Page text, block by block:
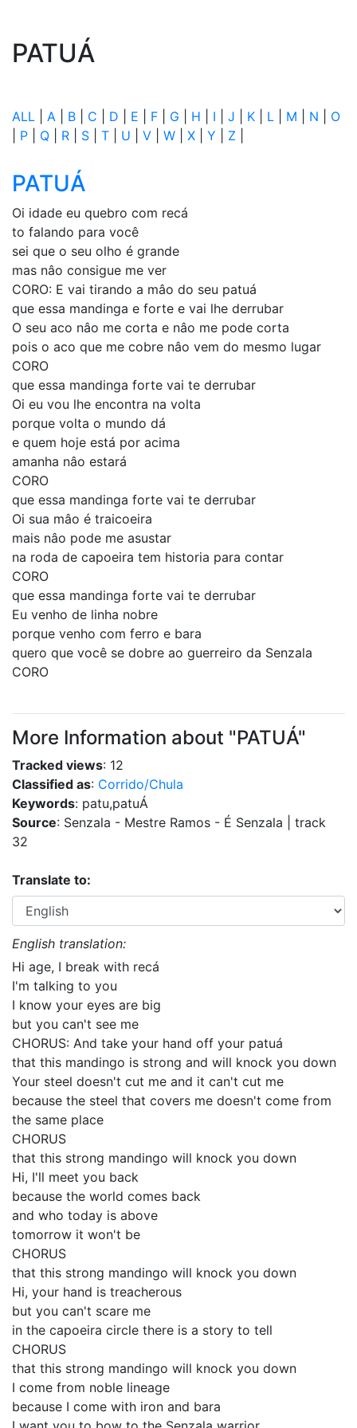
PATUÁ
ALL A B C D E F G H I J K L M N
O
P Q R S T U V W X Y Z
PATUÁ
Oi idade eu quebro com recá
to falando para você
sei que o seu olho é grande
mas nâo consigue me ver
CORO: E vai tirando a mâo do seu patuá
que essa mandinga e forte e vai lhe derrubar
O seu aco nâo me corta e nâo me pode corta
pois o aco que me cobre nâo vem do mesmo lugar
CORO
que essa mandinga forte vai te derrubar
Oi eu vou lhe encontra na volta
porque volta o mundo dá
e quem hoje está por acima
amanha nâo estará
CORO
que essa mandinga forte vai te derrubar
Oi sua mâo é traicoeira
mais nâo pode me asustar
na roda de capoeira tem historia para contar
CORO
que essa mandinga forte vai te derrubar
Eu venho de linha nobre
porque venho com ferro e bara
quero que você se dobre ao guerreiro da Senzala
CORO
More Information about "PATUÁ"
Tracked views: 12
Classified as: Corrido/Chula
Keywords: patu,patuÁ
Source: Senzala - Mestre Ramos - É Senzala | track
32
Translate to:
English translation:
Hi age, I break with recá
I'm talking to you
I know your eyes are big
but you can't see me
CHORUS: And take your hand off your patuá
that this mandingo is strong and will knock you down
Your steel doesn't cut me and it can't cut me
because the steel that covers me doesn't come from
the same place
CHORUS
that this strong mandingo will knock you down
Hi, I'll meet you back
because the world comes back
and who today is above
tomorrow it won't be
CHORUS
that this strong mandingo will knock you down
Hi, your hand is treacherous
but you can't scare me
in the capoeira circle there is a story to tell
CHORUS
that this strong mandingo will knock you down
I come from noble lineage
because I come with iron and bara